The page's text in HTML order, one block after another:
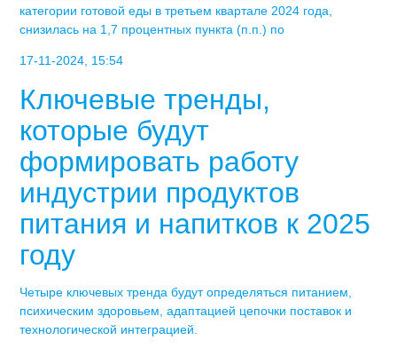
категории готовой еды в третьем квартале 2024 года,
снизилась на 1,7 процентных пункта (п.п.) по
17-11-2024, 15:54
Ключевые тренды,
которые будут
формировать работу
индустрии продуктов
питания и напитков к 2025
году
Четыре ключевых тренда будут определяться питанием,
психическим здоровьем, адаптацией цепочки поставок и
технологической интеграцией.